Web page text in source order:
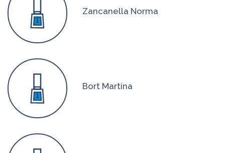
Zancanella Norma
Bort Martina